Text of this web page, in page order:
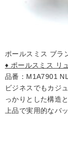
ポールスミス ブラ
♦ ポールスミス リ
品番：M1A7901
ビジネスでもカジ
っかりとした構造
上品で実用的なバ